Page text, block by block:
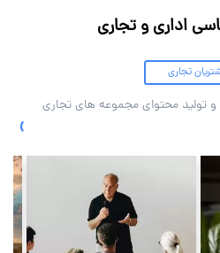
اداری و تجاری
تجاری
و تولید محتوای مجموعه های تجاری
›